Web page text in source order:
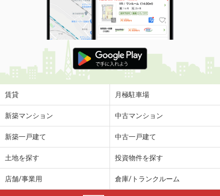
専有面積 70.11m²
間取り
2LDK
埼玉県川口市元郷４丁目
価 格
4,499万円
住 所
埼玉県川口市元郷４丁目
専有面積
埼玉県川口市元郷１
4,495万円
賃貸 月極駐車場
新築マンション 中古マンション
新築一戸建て 中古一戸建て
土地を探す 投資物件を探す
店舗/事業用 倉庫/トランクルーム